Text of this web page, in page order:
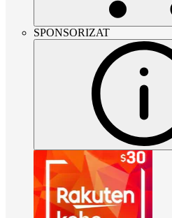
SPONSORIZAT